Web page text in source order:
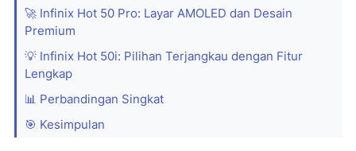
🚀 Infinix Hot 50 Pro: Layar AMOLED dan Desain
Premium
💡 Infinix Hot 50i: Pilihan Terjangkau dengan Fitur
Lengkap
📊 Perbandingan Singkat
🎯 Kesimpulan